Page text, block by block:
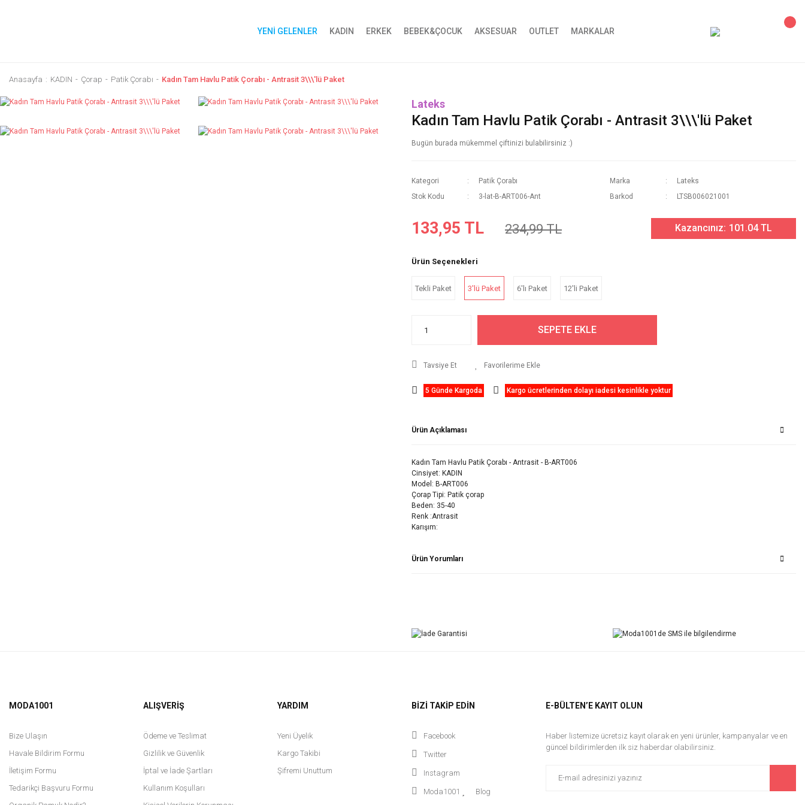
YENİ GELENLER KADIN ERKEK BEBEK&ÇOCUK AKSESUAR OUTLET MARKALAR
Anasayfa KADIN Çorap Patik Çorabı Kadın Tam Havlu Patik Çorabı - Antrasit 3\\\'lü Paket
Lateks
Kadın Tam Havlu Patik Çorabı - Antrasit 3\\\'lü Paket
Bugün burada mükemmel çiftinizi bulabilirsiniz :)
Kategori Patik Çorabı Marka
Lateks
Stok Kodu
3-lat-B-ART006-Ant Barkod LTSB006021001
133,95 TL 234,99 TL Kazancınız: 101.04 TL
Ürün Seçenekleri
Tekli Paket 3'lü Paket 6'lı Paket 12'li Paket
SEPETE EKLE
Tavsiye Et
5 Günde Kargoda Kargo ücretlerinden dolayı iadesi kesinlikle yoktur
Ürün Açıklaması
Kadın Tam Havlu Patik Çorabı - Antrasit - B-ART006
Cinsiyet: KADIN
Model: B-ART006
Çorap Tipi: Patik çorap
Beden: 35-40
Renk :Antrasit
Karışım:
Ürün Yorumları
Yorum Yaz
MODA1001
Bize Ulaşın
Havale Bildirim Formu
İletişim Formu
Tedarikçi Başvuru Formu
ALIŞVERİŞ
Ödeme ve Teslimat
Gizlilik ve Güvenlik
İptal ve İade Şartları
Kullanım Koşulları
YARDIM
Yeni Üyelik
Kargo Takibi
Şifremi Unuttum
BİZİ TAKİP EDİN
Facebook
Twitter
Instagram
Moda1001 Blog
E-BÜLTEN’E KAYIT OLUN
Haber listemize ücretsiz kayıt olarak en yeni ürünler, kampanyalar ve en
güncel bildirimlerden ilk siz haberdar olabilirsiniz.